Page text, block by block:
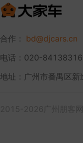
合作： bd@djcars.cn
电话：020-84138316
地址：广州市番禺区